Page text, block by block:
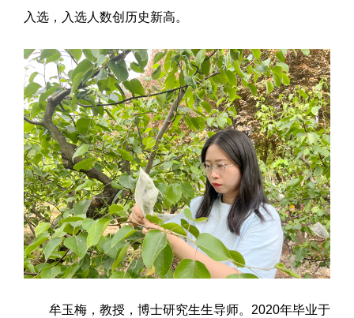
入选，入选人数创历史新高。
牟玉梅，教授，博士研究生生导师。2020年毕业于